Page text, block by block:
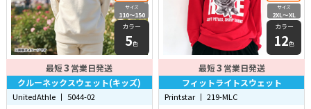
サイズ
110〜150
カラー
5色
最短3 営業日発送
クルーネックスウェット(キッズ)
UnitedAthle 丨 5044-02
サイズ
2XL〜XL
カラー
12色
最短3 営業日発送
フィットライトスウェット
Printstar 丨 219-MLC